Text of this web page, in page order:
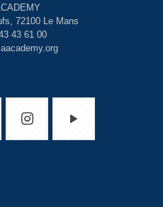
72100 Le Mans
43 61 00